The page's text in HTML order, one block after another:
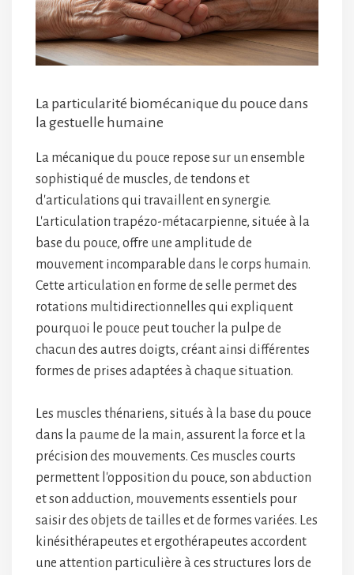
La particularité biomécanique du pouce dans
la gestuelle humaine
La mécanique du pouce repose sur un ensemble
sophistiqué de muscles, de tendons et
d'articulations qui travaillent en synergie.
L'articulation trapézo-métacarpienne, située à la
base du pouce, offre une amplitude de
mouvement incomparable dans le corps humain.
Cette articulation en forme de selle permet des
rotations multidirectionnelles qui expliquent
pourquoi le pouce peut toucher la pulpe de
chacun des autres doigts, créant ainsi différentes
formes de prises adaptées à chaque situation.
Les muscles thénariens, situés à la base du pouce
dans la paume de la main, assurent la force et la
précision des mouvements. Ces muscles courts
permettent l'opposition du pouce, son abduction
et son adduction, mouvements essentiels pour
saisir des objets de tailles et de formes variées. Les
kinésithérapeutes et ergothérapeutes accordent
une attention particulière à ces structures lors de